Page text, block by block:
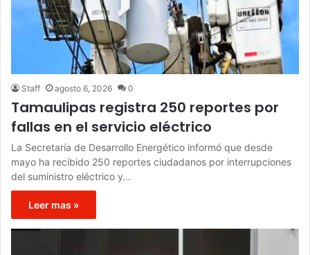
Staff agosto 6, 2026 0
Tamaulipas registra 250 reportes por
fallas en el servicio eléctrico
La Secretaría de Desarrollo Energético informó que desde
mayo ha recibido 250 reportes ciudadanos por interrupciones
del suministro eléctrico y…
Leer mas »